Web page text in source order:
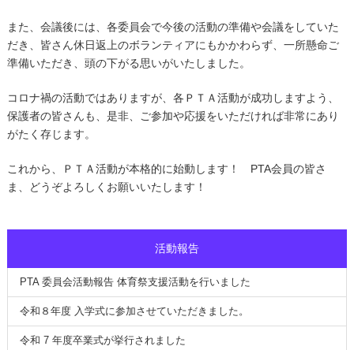
また、会議後には、各委員会で今後の活動の準備や会議をしていた
だき、皆さん休日返上のボランティアにもかかわらず、一所懸命ご
準備いただき、頭の下がる思いがいたしました。
コロナ禍の活動ではありますが、各ＰＴＡ活動が成功しますよう、
保護者の皆さんも、是非、ご参加や応援をいただければ非常にあり
がたく存じます。
これから、ＰＴＡ活動が本格的に始動します！ PTA会員の皆さ
ま、どうぞよろしくお願いいたします！
活動報告
PTA 委員会活動報告 体育祭支援活動を行いました
令和８年度 入学式に参加させていただきました。
令和 7 年度卒業式が挙行されました